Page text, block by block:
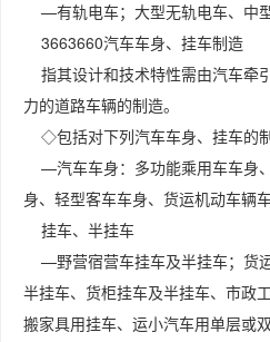
—有轨电车；大型无轨电车、中
3663660汽车车身、挂车制造
指其设计和技术特性需由汽车牵
力的道路车辆的制造。
◇包括对下列汽车车身、挂车的制
—汽车车身：多功能乘用车车身
身、轻型客车车身、货运机动车辆
挂车、半挂车
—野营宿营车挂车及半挂车；货
半挂车、货柜挂车及半挂车、市政
搬家具用挂车、运小汽车用单层或